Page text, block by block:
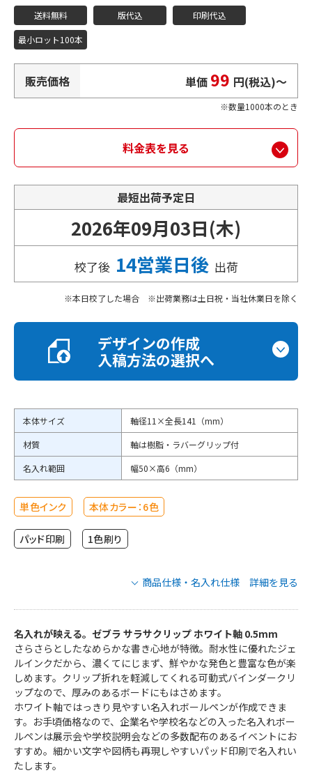
送料無料 版代込 印刷代込
最小ロット100本
販売価格 単価 99 円(税込)〜
数量1000本のとき
料金表を見る
最短出荷予定日
2026年09月03日(木)
校了後 14営業日後 出荷
本日校了した場合 ※出荷業務は土日祝・当社休業日を除く
デザインの作成
入稿方法の選択へ
本体サイズ
軸径11×全長141（mm）
材質
軸は樹脂・ラバーグリップ付
名入れ範囲
幅50×高6（mm）
単色インク 本体カラー：6色
パッド印刷 1色刷り
商品仕様・名入れ仕様 詳細を見る
ゼブラ サラサクリップ ホワイト軸 0.5mm
の商品仕様
品番
JJ15W-COBL
JJ15W-LB
JJ15W-LG
JJ15W-OR
JJ15W-P
JJ15W-PU
インクカラー
黒
本体カラー
6色より選択
名入れが映える。ゼブラ サラサクリップ ホワイト軸 0.5mm
さらさらとしたなめらかな書き心地が特徴。耐水性に優れたジェ
ルインクだから、濃くてにじまず、鮮やかな発色と豊富な色が楽
しめます。クリップ折れを軽減してくれる可動式バインダークリ
ップなので、厚みのあるボードにもはさめます。
ホワイト軸ではっきり見やすい名入れボールペンが作成できま
す。お手頃価格なので、企業名や学校名などの入った名入れボー
ルペンは展示会や学校説明会などの多数配布のあるイベントにお
すすめ。細かい文字や図柄も再現しやすいパッド印刷で名入れい
たします。